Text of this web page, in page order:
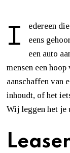
I
edereen
eens
een auto
mensen een
aanschaffen van
inhoudt, of het
Wij leggen het